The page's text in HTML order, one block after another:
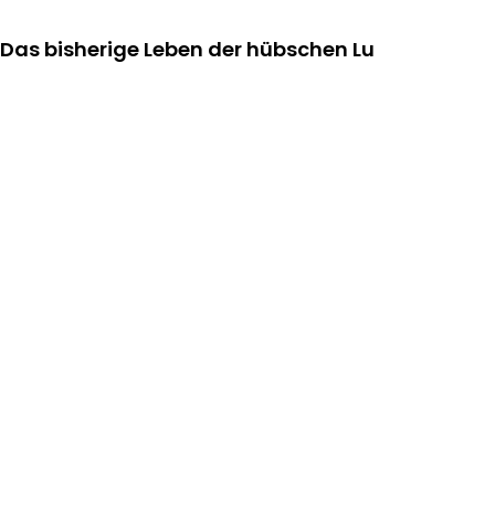
Das bisherige Leben der hübschen Lu